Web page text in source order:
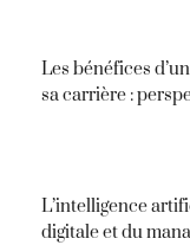
Les bénéfices
sa carrière :
L’intelligence
digitale et du